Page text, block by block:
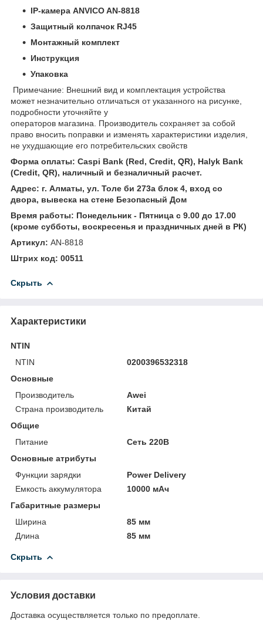
IP-камера ANVICO AN-8818
Защитный колпачок RJ45
Монтажный комплект
Инструкция
Упаковка
Примечание: Внешний вид и комплектация устройства
может незначительно отличаться от указанного на рисунке,
подробности уточняйте у
операторов магазина. Производитель сохраняет за собой
право вносить поправки и изменять характеристики изделия,
не ухудшающие его потребительских свойств
Форма оплаты: Caspi Bank (Red, Credit, QR), Halyk Bank
(Credit, QR), наличный и безналичный расчет.
Адрес: г. Алматы, ул. Толе би 273а блок 4, вход со
двора, вывеска на стене Безопасный Дом
Время работы: Понедельник - Пятница с 9.00 до 17.00
(кроме субботы, воскресенья и праздничных дней в РК)
Артикул: AN-8818
Штрих код: 00511
Скрыть
Характеристики
NTIN
NTIN
0200396532318
Основные
Производитель
Awei
Страна производитель
Китай
Общие
Питание
Сеть 220В
Основные атрибуты
Функции зарядки
Power Delivery
Емкость аккумулятора
10000 мАч
Габаритные размеры
Ширина
85 мм
Длина
85 мм
Скрыть
Условия доставки
Доставка осуществляется только по предоплате.